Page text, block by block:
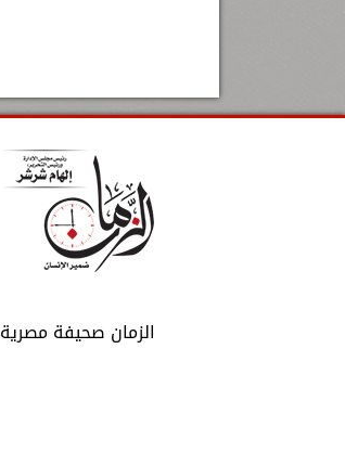
الزمان صحيفة مصرية